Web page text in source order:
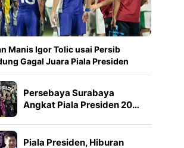
Manis Igor Tolic usai Persib
Gagal Juara Piala Presiden
Persebaya Surabaya
Angkat Piala Presiden 20…
Piala Presiden, Hiburan